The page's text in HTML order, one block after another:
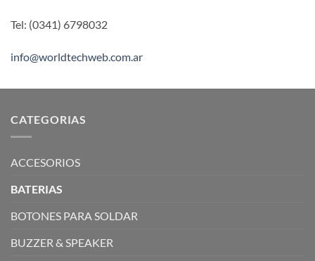
Tel: (0341) 6798032
info@worldtechweb.com.ar
CATEGORIAS
ACCESORIOS
BATERIAS
BOTONES PARA SOLDAR
BUZZER & SPEAKER